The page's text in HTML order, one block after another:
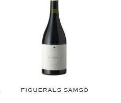
FIGUERALS SAMSÓ